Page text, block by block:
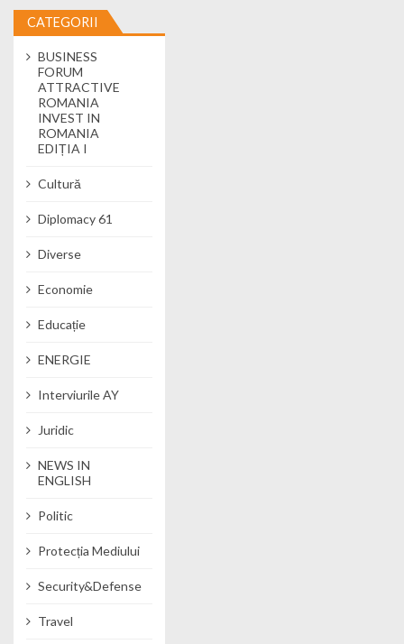
CATEGORII
BUSINESS
FORUM
ATTRACTIVE
ROMANIA
INVEST IN
ROMANIA
EDIȚIA I
Cultură
Diplomacy 61
Diverse
Economie
Educație
ENERGIE
Interviurile AY
Juridic
NEWS IN
ENGLISH
Politic
Protecția Mediului
Security&Defense
Travel